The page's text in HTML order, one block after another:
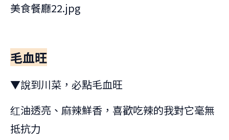
毛血旺
▼說到川菜，必點毛血旺
红油透亮、麻辣鮮香，喜歡吃辣的我對它毫無
抵抗力